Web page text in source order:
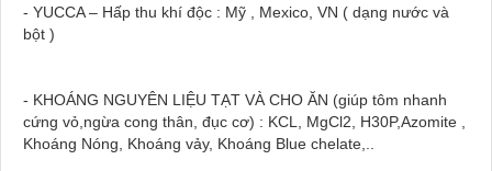
- YUCCA – Hấp thu khí độc : Mỹ , Mexico, VN ( dạng nước và
bột )
- KHOÁNG NGUYÊN LIỆU TẠT VÀ CHO ĂN (giúp tôm nhanh
cứng vỏ,ngừa cong thân, đục cơ) : KCL, MgCl2, H30P,Azomite ,
Khoáng Nóng, Khoáng vảy, Khoáng Blue chelate,..